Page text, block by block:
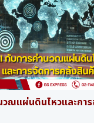
ณแผ่นดินไหวและกา